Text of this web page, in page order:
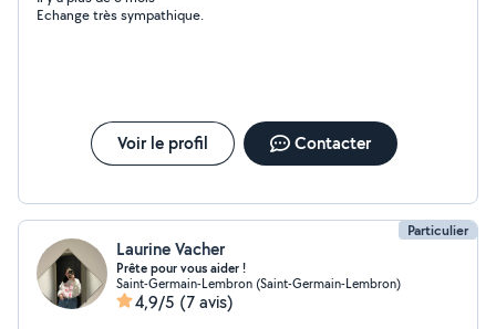
Echange très sympathique.
Voir le profil Contacter
Particulier
Laurine Vacher
Prête pour vous aider !
Saint-Germain-Lembron (Saint-Germain-Lembron)
4,9/5 (7 avis)